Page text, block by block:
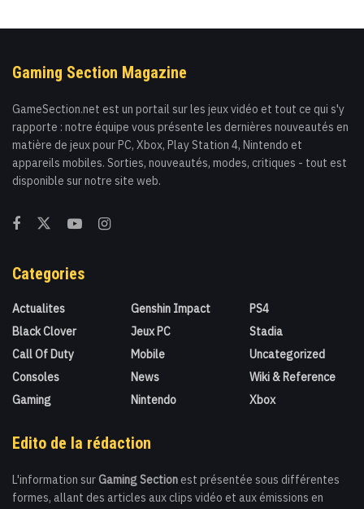
Gaming Section Magazine
GameSection.net est un portail sur les jeux vidéo et tout ce qui s'y
rapporte : notre équipe vous présente les dernières nouveautés en
matière de jeux pour PC, Xbox, Play Station 4, Nintendo et
appareils mobiles. Sorties, nouveautés, modes, critiques - tout est
disponible sur notre site web.
Categories
Actualites
Black Clover
Call Of Duty
Consoles
Gaming
Genshin Impact
Jeux PC
Mobile
News
Nintendo
PS4
Stadia
Uncategorized
Wiki & Reference
Xbox
Edito de la rédaction
L'information sur Gaming Section est présentée sous différentes
formes, allant des articles aux clips vidéo et aux émissions en